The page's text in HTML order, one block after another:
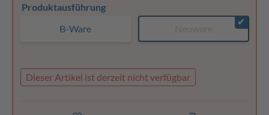
Produktausführung
B-Ware
✔
Dieser Artikel ist derzeit nicht verfügbar